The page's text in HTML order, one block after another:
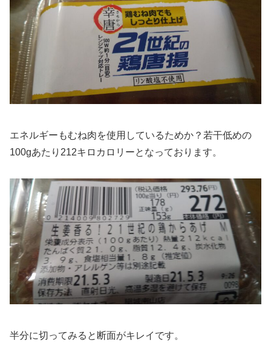
エネルギーもむね肉を使用しているためか？若干低めの
100gあたり212キロカロリーとなっております。
半分に切ってみると断面がキレイです。